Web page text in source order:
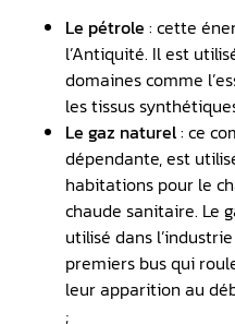
Le pétrole : cette
l’Antiquité. Il est
domaines comme
les tissus
Le gaz naturel: ce
dépendante, est
habitations pour le
chaude sanitaire. Le
utilisé dans
premiers bus qui
leur apparition au
;